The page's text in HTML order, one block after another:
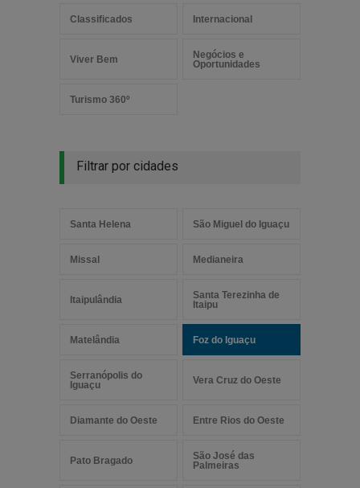
Classificados Internacional
Viver Bem
Negócios e
Oportunidades
Turismo 360º
Filtrar por cidades
Santa Helena São Miguel do Iguaçu
Missal Medianeira
Itaipulândia
Santa Terezinha de
Itaipu
Matelândia Foz do Iguaçu
Serranópolis do
Iguaçu
Vera Cruz do Oeste
Diamante do Oeste Entre Rios do Oeste
Pato Bragado
São José das
Palmeiras